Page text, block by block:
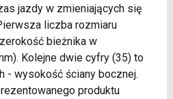
jazdy w zmieniających się
liczba rozmiaru
bieżnika w
Kolejne dwie cyfry (35) to
- wysokość ściany bocznej.
produktu